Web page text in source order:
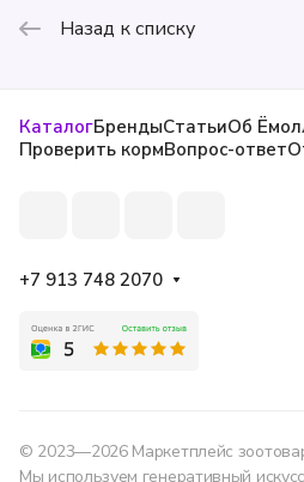
Назад к списку
КаталогБрендыСтатьиОб
Проверить кормВопрос-ответ
+7 913 748 2070
© 2023—2026 Маркетплейс
Мы используем генеративный